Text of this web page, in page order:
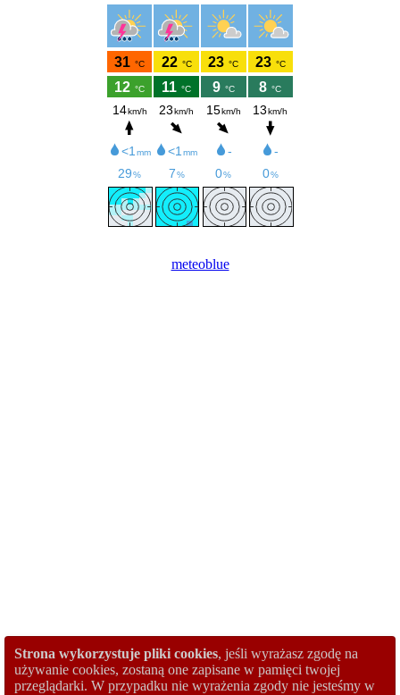
Strona wykorzystuje pliki cookies, jeśli wyrażasz zgodę na
używanie cookies, zostaną one zapisane w pamięci twojej
przeglądarki. W przypadku nie wyrażenia zgody nie jesteśmy w
meteoblue